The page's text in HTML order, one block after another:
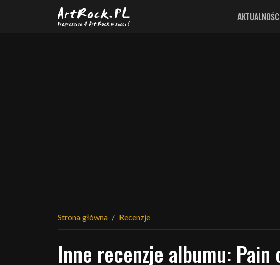
Przejdź do treści głównej
Strona główna Recenzje
Inne recenzje albumu: Pain